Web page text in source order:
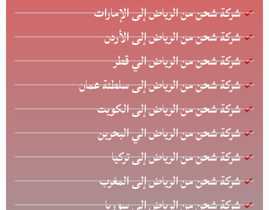
شركة شحن من الرياض إلى الإمارات
شركة شحن من الرياض إلى الأردن
شركة شحن من الرياض الي قطر
شركة شحن من الرياض إلى سلطنة عمان
شركة شحن من الرياض إلى الكويت
شركة شحن من الرياض الي البحرين
شركة شحن من الرياض إلى تركيا
شركة شحن من الرياض إلى المغرب
شركة شحن من الرياض إلى سوريا